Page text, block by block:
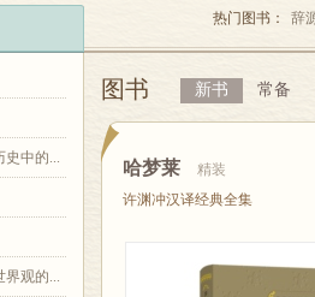
史中的...
界观的...
热门图书： 辞
图书 新书 常备
哈梦莱
精装
许渊冲汉译经典全集